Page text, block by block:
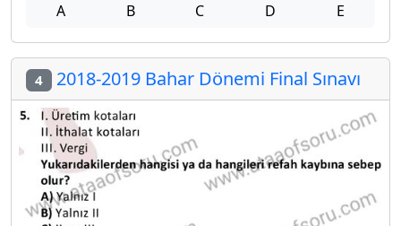
A B C D E
4 2018-2019 Bahar Dönemi Final Sınavı